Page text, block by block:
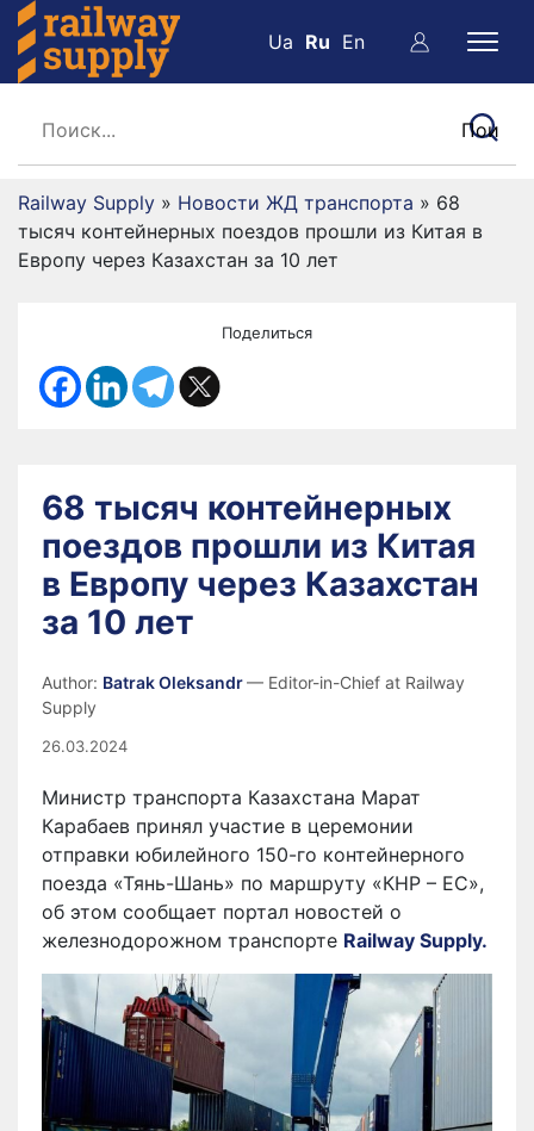
Ua Ru En
Railway Supply » Новости ЖД транспорта » 68
тысяч контейнерных поездов прошли из Китая в
Европу через Казахстан за 10 лет
Поделиться
68 тысяч контейнерных
поездов прошли из Китая
в Европу через Казахстан
за 10 лет
Author: Batrak Oleksandr— Editor-in-Chief at Railway
Supply
26.03.2024
Министр транспорта Казахстана Марат
Карабаев принял участие в церемонии
отправки юбилейного 150-го контейнерного
поезда «Тянь-Шань» по маршруту «КНР – ЕС»,
об этом сообщает портал новостей о
железнодорожном транспорте Railway Supply.